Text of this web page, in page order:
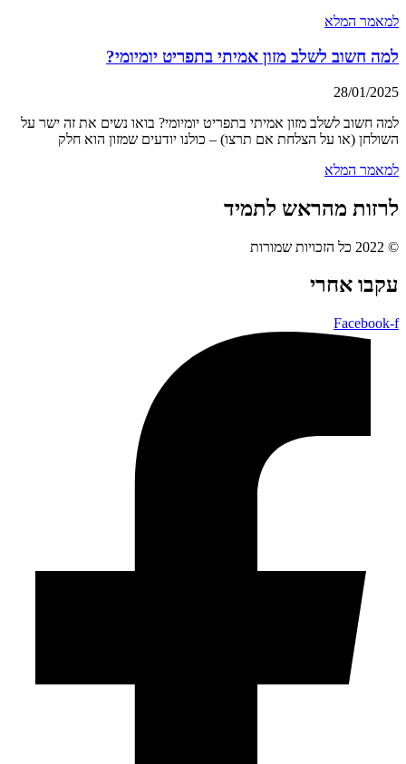
למאמר המלא
למה חשוב לשלב מזון אמיתי בתפריט יומיומי?
28/01/2025
למה חשוב לשלב מזון אמיתי בתפריט יומיומי? בואו נשים את זה ישר על
השולחן (או על הצלחת אם תרצו) – כולנו יודעים שמזון הוא חלק
למאמר המלא
לרזות מהראש לתמיד
© 2022 כל הזכויות שמורות
עקבו אחרי
Facebook-f